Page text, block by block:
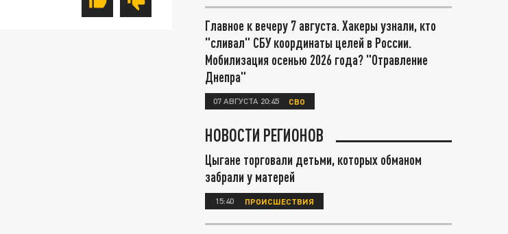
Главное к вечеру 7 августа. Хакеры узнали, кто
"сливал" СБУ координаты целей в России.
Мобилизация осенью 2026 года? "Отравление
Днепра"
07 АВГУСТА 20:45 СВО
НОВОСТИ РЕГИОНОВ
Цыгане торговали детьми, которых обманом
забрали у матерей
15:40 ПРОИСШЕСТВИЯ